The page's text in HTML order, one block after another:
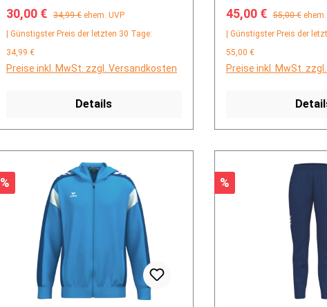
Verkaufspreis:
30,00 € Regulärer Preis:
34,99 € ehem. UVP
| Günstigster Preis der letzten 30 Tage:
34,99 €
Preise inkl. MwSt. zzgl. Versandkosten
Details
Verkaufspreis:
45,00 € Regulärer
55,00 €
| Günstigster Preis der
55,00 €
Preise inkl. MwSt.
Rabatt
% Rabatt
%